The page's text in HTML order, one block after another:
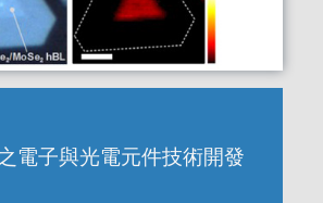
電子與光電元件技術開發